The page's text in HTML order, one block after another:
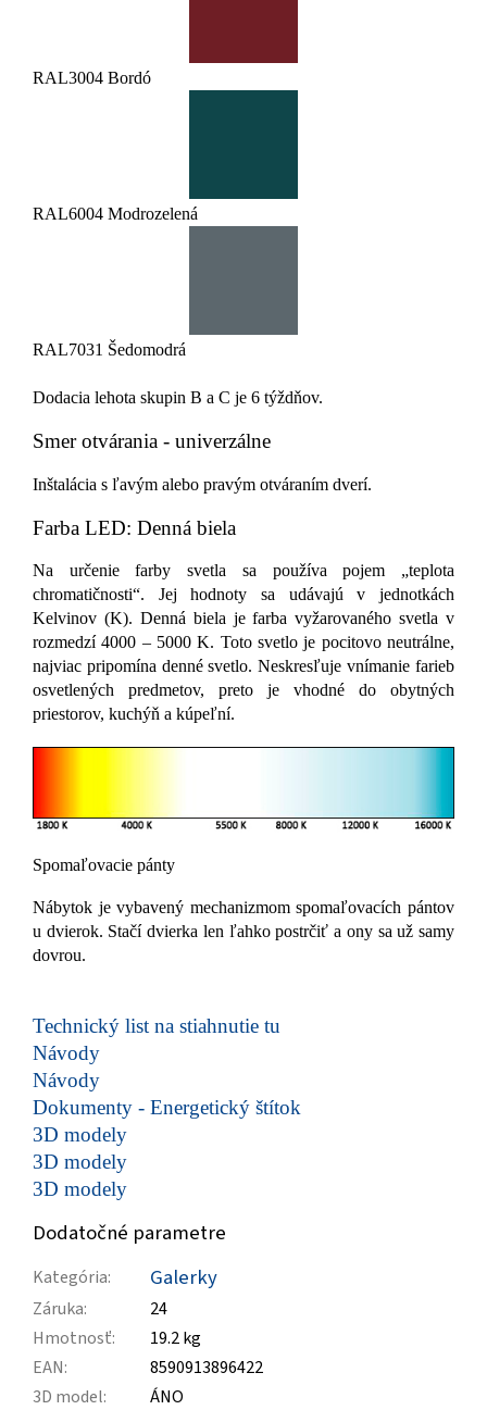
RAL3004 Bordó
RAL6004 Modrozelená
RAL7031 Šedomodrá
Dodacia lehota skupin B a C je 6 týždňov.
Smer otvárania - univerzálne
Inštalácia s ľavým alebo pravým otváraním dverí.
Farba LED: Denná biela
Na určenie farby svetla sa používa pojem „teplota
chromatičnosti“. Jej hodnoty sa udávajú v jednotkách
Kelvinov (K). Denná biela je farba vyžarovaného svetla v
rozmedzí 4000 – 5000 K. Toto svetlo je pocitovo neutrálne,
najviac pripomína denné svetlo. Neskresľuje vnímanie farieb
osvetlených predmetov, preto je vhodné do obytných
priestorov, kuchýň a kúpeľní.
Spomaľovacie pánty
Nábytok je vybavený mechanizmom spomaľovacích pántov
u dvierok. Stačí dvierka len ľahko postrčiť a ony sa už samy
dovrou.
Technický list na stiahnutie tu
Návody
Návody
Dokumenty - Energetický štítok
3D modely
3D modely
3D modely
Dodatočné parametre
Kategória: Galerky
Záruka:
24
Hmotnosť:
19.2 kg
EAN:
8590913896422
3D model:
ÁNO